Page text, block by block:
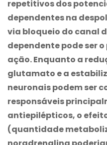
repetitivos dos
dependentes na
via bloqueio do canal
dependente pode ser
ação. Enquanto a
glutamato e a
neuronais podem ser
responsáveis
antiepilépticos, o
(quantidade